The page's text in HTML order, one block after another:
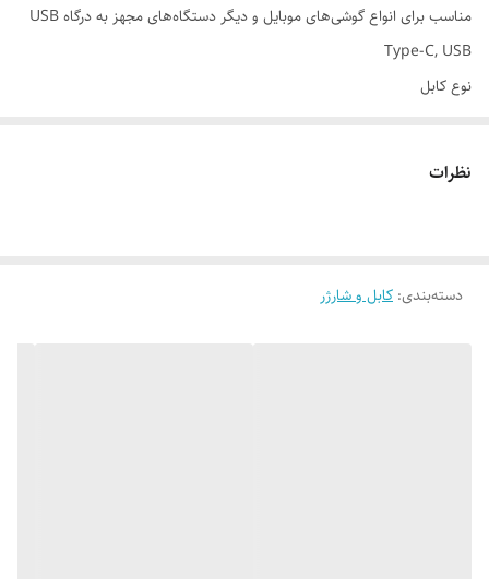
مناسب برای انواع گوشی‌های موبایل و دیگر دستگاه‌های مجهز به درگاه USB
Type-C, USB
نوع کابل
رابط USB Type-C, USB
روکش آلیاژ آلومینیوم
نظرات
دسته‌بندی: کابل و شارژر